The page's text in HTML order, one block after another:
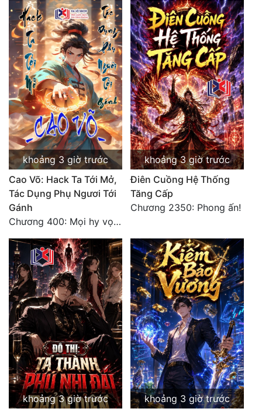
Truyện Nam
Truyện Nữ
Vô Địch Lưu
Xây Dựng Thế Lực
Đam Mỹ
Đẹp
Đẹp Hiệp
Tính Cách Nhân Vật :
Cơ Trí
Vô Sỉ
Điềm Đạm
khoảng 3 giờ trước
Cao Võ: Hack Ta Tới Mở,
Tác Dụng Phụ Ngươi Tới
Gánh
Chương 400: Mọi hy vọng đặt trên Tô Mặc!
khoảng 3 giờ trước
Điên Cuồng Hệ Thống
Tăng Cấp
Chương 2350: Phong ấn!
khoảng 3 giờ trước
khoảng 3 giờ trước